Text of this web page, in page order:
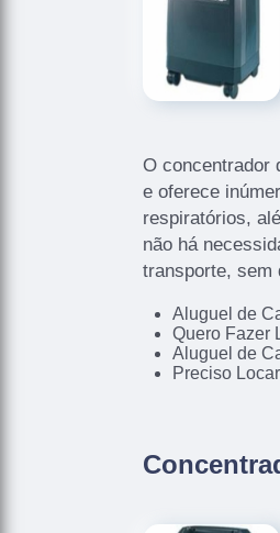
O concentrador
e oferece
respiratórios,
não há
transporte, sem
Aluguel de
Quero Fazer
Aluguel de
Preciso